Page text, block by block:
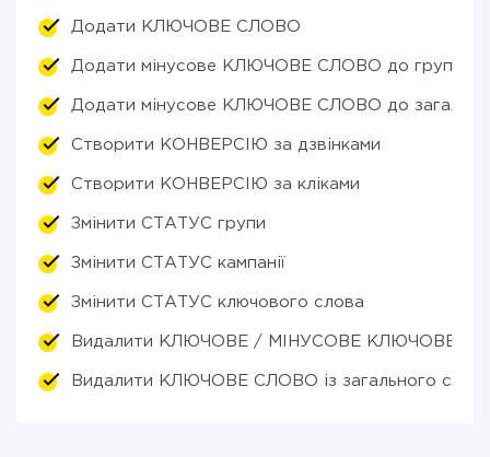
Додати КЛЮЧОВЕ СЛОВО
Додати мінусове КЛЮЧОВЕ СЛОВО до групи
Додати мінусове КЛЮЧОВЕ СЛОВО до
Створити КОНВЕРСІЮ за дзвінками
Створити КОНВЕРСІЮ за кліками
Змінити СТАТУС групи
Змінити СТАТУС кампанії
Змінити СТАТУС ключового слова
Видалити КЛЮЧОВЕ / МІНУСОВЕ КЛЮЧОВЕ
Видалити КЛЮЧОВЕ СЛОВО із загального